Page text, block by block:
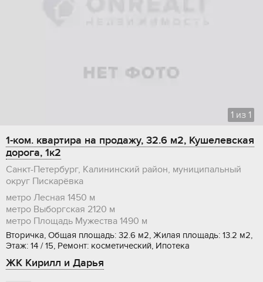
1 из 1
1-ком. квартира на продажу, 32.6 м2, Кушелевская
дорога, 1к2
Санкт-Петербург, Калининский район, муниципальный
округ Пискарёвка
метро Лесная 1450 м
метро Выборгская 2120 м
метро Площадь Мужества 1490 м
Вторичка, Общая площадь: 32.6 м2, Жилая площадь: 13.2 м2,
Этаж: 14 / 15, Ремонт: косметический, Ипотека
ЖК Кирилл и Дарья